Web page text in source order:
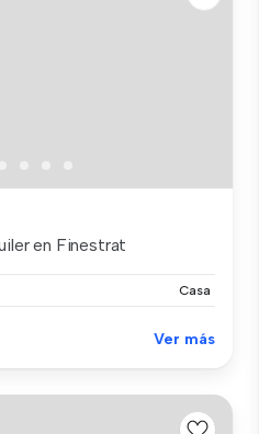
en Finestrat
Casa
Ver más